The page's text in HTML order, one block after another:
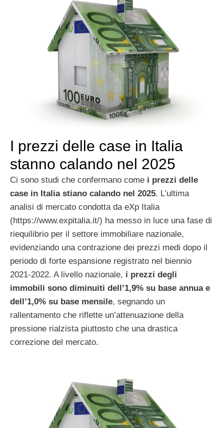
I prezzi delle case in Italia
stanno calando nel 2025
Ci sono studi che confermano come i prezzi delle
case in Italia stiano calando nel 2025. L’ultima
analisi di mercato condotta da eXp Italia
(https://www.expitalia.it/) ha messo in luce una fase di
riequilibrio per il settore immobiliare nazionale,
evidenziando una contrazione dei prezzi medi dopo il
periodo di forte espansione registrato nel biennio
2021-2022. A livello nazionale, i prezzi degli
immobili sono diminuiti dell’1,9% su base annua e
dell’1,0% su base mensile, segnando un
rallentamento che riflette un’attenuazione della
pressione rialzista piuttosto che una drastica
correzione del mercato.